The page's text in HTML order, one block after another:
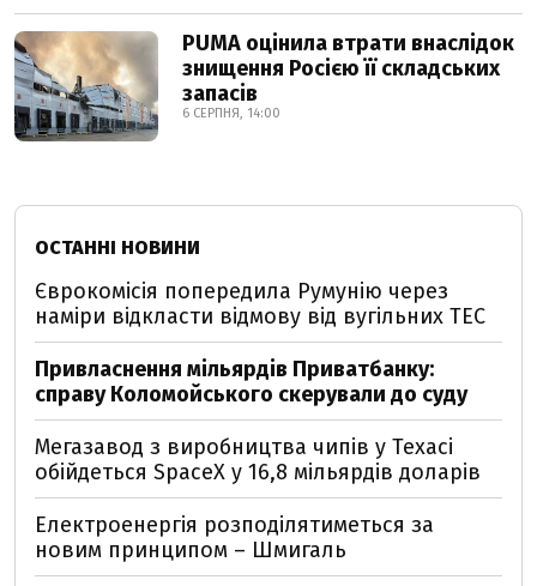
PUMA оцінила втрати внаслідок
знищення Росією її складських
запасів
6 СЕРПНЯ, 14:00
ОСТАННІ НОВИНИ
Єврокомісія попередила Румунію через
наміри відкласти відмову від вугільних ТЕС
Привласнення мільярдів Приватбанку:
справу Коломойського скерували до суду
Мегазавод з виробництва чипів у Техасі
обійдеться SpaceX у 16,8 мільярдів доларів
Електроенергія розподілятиметься за
новим принципом – Шмигаль